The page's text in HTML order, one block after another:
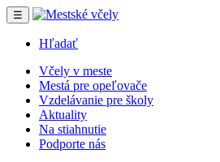
☰
Hľadať
Včely v meste
Mestá pre opeľovače
Vzdelávanie pre školy
Aktuality
Na stiahnutie
Podporte nás